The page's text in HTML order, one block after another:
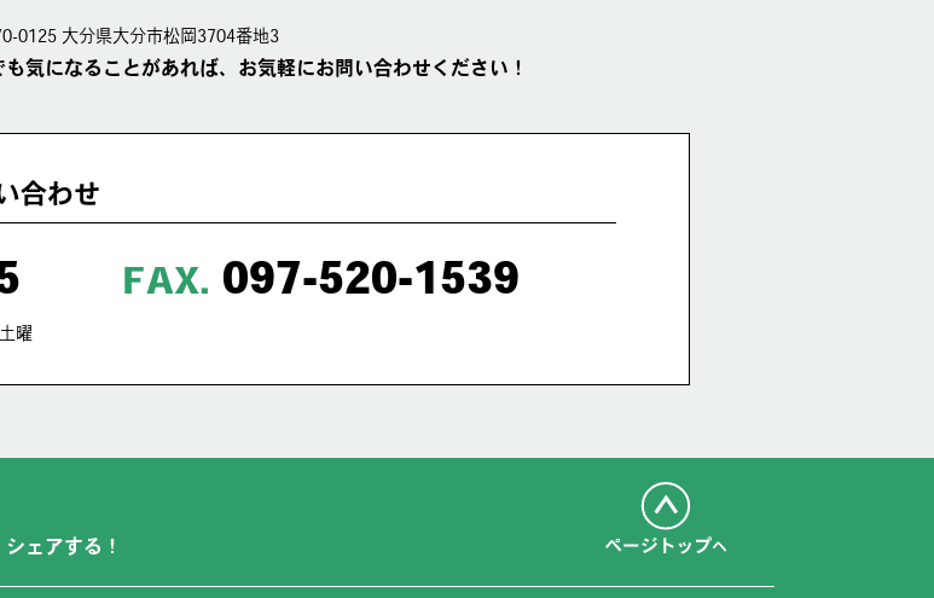
0125 大分県大分市松岡3704番地3
気になることがあれば、お気軽にお問い合わせください！
合わせ
FAX. 097-520-1539
曜
シェアする！